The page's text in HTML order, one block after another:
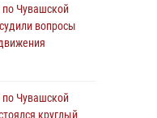
тяжкого вреда
по Чувашской
вопросы
по Чувашской
круглый